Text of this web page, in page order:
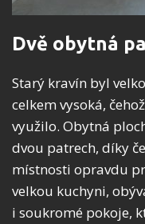
Dvě obytná
Starý kravín byl
celkem vysoká,
využilo. Obytná
dvou patrech, díky
místnosti opravdu
velkou kuchyni,
i soukromé pokoje,